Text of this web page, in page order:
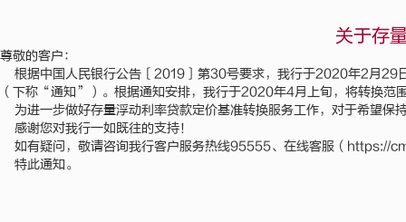
关于存
尊敬的客户：
根据中国人民银行公告〔2019〕第30号要求，我行于2020年2月29
（下称“通知”）。根据通知安排，我行于2020年4月上旬，将转换范
为进一步做好存量浮动利率贷款定价基准转换服务工作，对于希望
感谢您对我行一如既往的支持！
如有疑问，敬请咨询我行客户服务热线95555、在线客服（ https://
特此通知。